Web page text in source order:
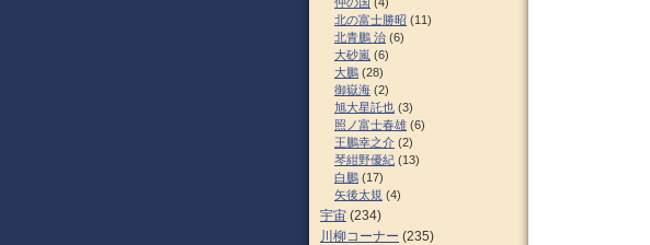
北の富士勝昭 (11)
北青鵬 治 (6)
大砂嵐 (6)
大鵬 (28)
御嶽海 (2)
旭大星託也 (3)
照ノ富士春雄 (6)
王鵬幸之介 (2)
琴紺野優紀 (13)
白鵬 (17)
矢後太規 (4)
宇宙 (234)
川柳コーナー (235)